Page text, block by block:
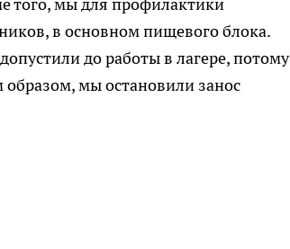
того, мы для профилактики
в основном пищевого блока.
до работы в лагере, потому
образом, мы остановили занос